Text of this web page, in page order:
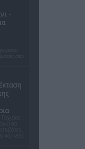
-
στο
θα
και νέες